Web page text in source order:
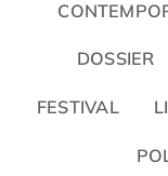
DOSSIER
FESTIVAL